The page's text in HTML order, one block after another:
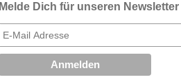
Melde Dich für unseren